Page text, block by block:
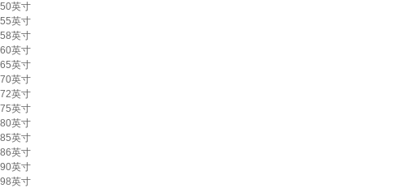
50英寸
55英寸
58英寸
60英寸
65英寸
70英寸
72英寸
75英寸
80英寸
85英寸
86英寸
90英寸
98英寸